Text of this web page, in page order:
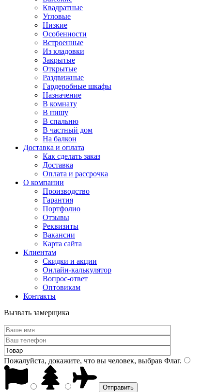
Квадратные
Угловые
Низкие
Особенности
Встроенные
Из кладовки
Закрытые
Открытые
Раздвижные
Гардеробные шкафы
Назначение
В комнату
В нишу
В спальню
В частный дом
На балкон
Доставка и оплата
Как сделать заказ
Доставка
Оплата и рассрочка
О компании
Производство
Гарантия
Портфолио
Отзывы
Реквизиты
Вакансии
Карта сайта
Клиентам
Скидки и акции
Онлайн-калькулятор
Вопрос-ответ
Оптовикам
Контакты
Вызвать замерщика
Пожалуйста, докажите, что вы человек, выбрав Флаг.